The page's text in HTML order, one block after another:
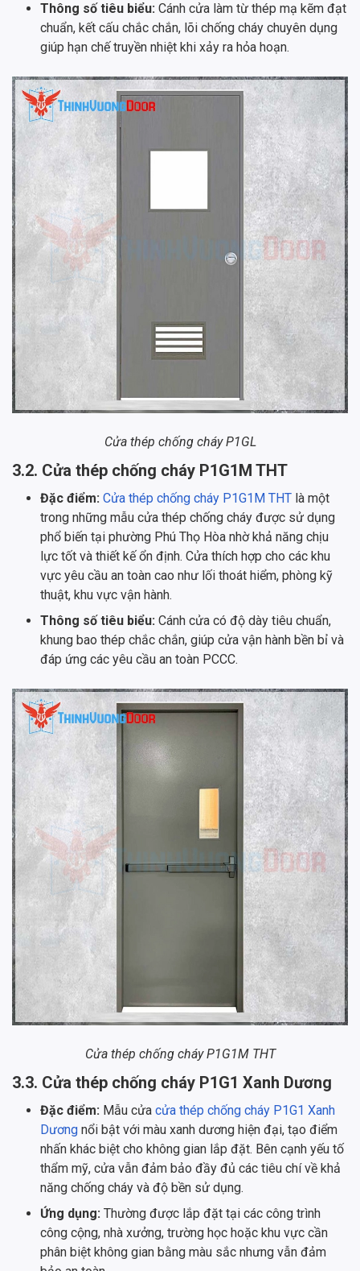
Thông số tiêu biểu: Cánh cửa làm từ thép mạ kẽm đạt
chuẩn, kết cấu chắc chắn, lõi chống cháy chuyên dụng
giúp hạn chế truyền nhiệt khi xảy ra hỏa hoạn.
Cửa thép chống cháy P1GL
3.2. Cửa thép chống cháy P1G1M THT
Đặc điểm: Cửa thép chống cháy P1G1M THT là một
trong những mẫu cửa thép chống cháy được sử dụng
phổ biến tại phường Phú Thọ Hòa nhờ khả năng chịu
lực tốt và thiết kế ổn định. Cửa thích hợp cho các khu
vực yêu cầu an toàn cao như lối thoát hiểm, phòng kỹ
thuật, khu vực vận hành.
Thông số tiêu biểu: Cánh cửa có độ dày tiêu chuẩn,
khung bao thép chắc chắn, giúp cửa vận hành bền bỉ và
đáp ứng các yêu cầu an toàn PCCC.
Cửa thép chống cháy P1G1M THT
3.3. Cửa thép chống cháy P1G1 Xanh Dương
Đặc điểm: Mẫu cửa cửa thép chống cháy P1G1 Xanh
Dương nổi bật với màu xanh dương hiện đại, tạo điểm
nhấn khác biệt cho không gian lắp đặt. Bên cạnh yếu tố
thẩm mỹ, cửa vẫn đảm bảo đầy đủ các tiêu chí về khả
năng chống cháy và độ bền sử dụng.
Ứng dụng: Thường được lắp đặt tại các công trình
công cộng, nhà xưởng, trường học hoặc khu vực cần
phân biệt không gian bằng màu sắc nhưng vẫn đảm